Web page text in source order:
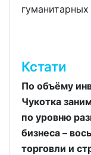
гуманитарных
Кстати
По объёму
Чукотка
по уровню
бизнеса –
торговли и